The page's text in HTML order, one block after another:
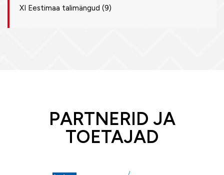
XI Eestimaa talimängud (9)
PARTNERID JA
TOETAJAD